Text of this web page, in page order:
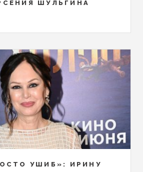
ШУЛЬГИНА
УШИБ»: ИРИНУ